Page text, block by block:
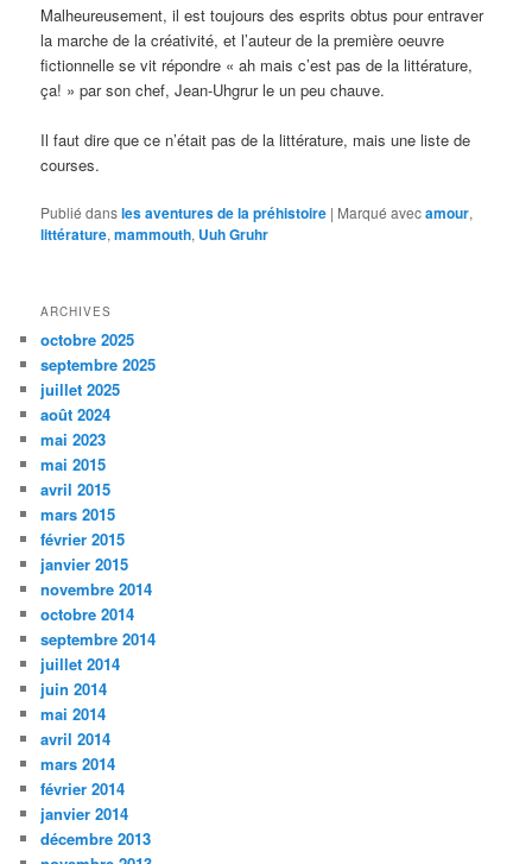
Malheureusement, il est toujours des esprits obtus pour entraver
la marche de la créativité, et l’auteur de la première oeuvre
fictionnelle se vit répondre « ah mais c’est pas de la littérature,
ça! » par son chef, Jean-Uhgrur le un peu chauve.
Il faut dire que ce n’était pas de la littérature, mais une liste de
courses.
Publié dansles aventures de la préhistoire | Marqué avecamour,
littérature,mammouth, Uuh Gruhr
ARCHIVES
octobre 2025
septembre 2025
juillet 2025
août 2024
mai 2023
mai 2015
avril 2015
mars 2015
février 2015
janvier 2015
novembre 2014
octobre 2014
septembre 2014
juillet 2014
juin 2014
mai 2014
avril 2014
mars 2014
février 2014
janvier 2014
décembre 2013